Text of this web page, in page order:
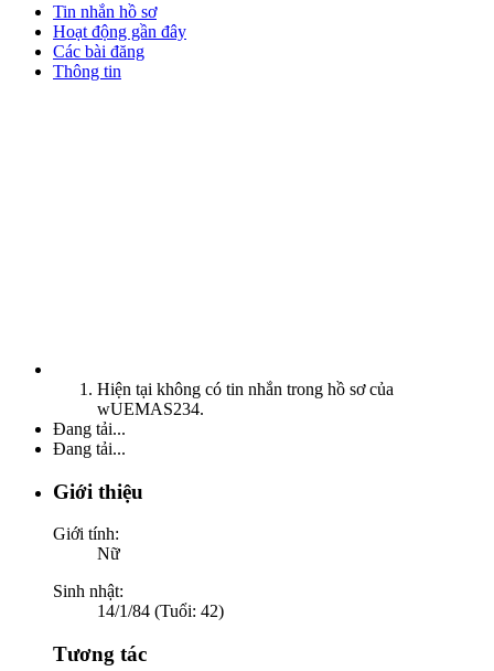
Tin nhắn hồ sơ
Hoạt động gần đây
Các bài đăng
Thông tin
Hiện tại không có tin nhắn trong hồ sơ của
wUEMAS234.
Đang tải...
Đang tải...
Giới thiệu
Giới tính:
Nữ
Sinh nhật:
14/1/84 (Tuổi: 42)
Tương tác